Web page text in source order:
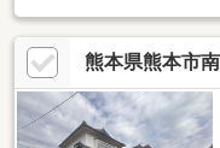
各部屋収納充実していま
ーで日当たり良好です！
「韓々坂」駅まで徒歩約6
徒歩約6分、井芹中学校ま
分と教育施設が近くお子
で徒歩約8分、セブンイレ
熊本県熊本市